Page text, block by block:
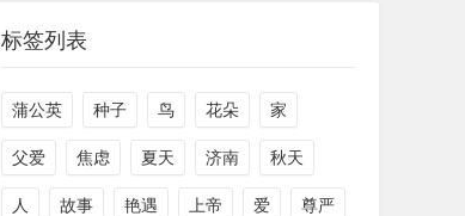
标签列表
蒲公英 种子 鸟 花朵 家
父爱 焦虑 夏天 济南 秋天
人 故事 艳遇 上帝 爱 尊严